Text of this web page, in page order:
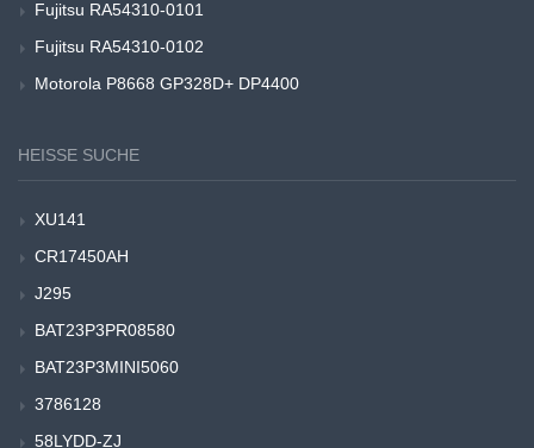
Fujitsu RA54310-0101
Fujitsu RA54310-0102
Motorola P8668 GP328D+ DP4400
HEISSE SUCHE
XU141
CR17450AH
J295
BAT23P3PR08580
BAT23P3MINI5060
3786128
58LYDD-ZJ